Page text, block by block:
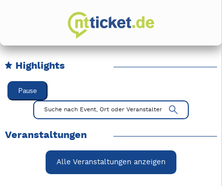
Highlights
Karussell Veranstaltungen überspringen
Pause
Mit Tab zu den Steuerelementen wechseln. Mit Pfeiltasten
Suche nach Event, Ort oder Veranstalter
Veranstaltungen
Alle Veranstaltungen anzeigen